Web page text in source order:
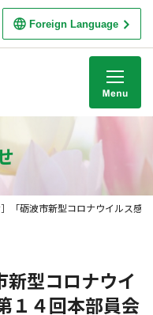
Foreign Language
］「砺波市新型コロナウイルス感
新型コロナウイ
１４回本部員会